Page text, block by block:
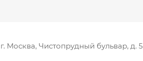
г. Москва, Чистопрудный бульвар, д. 5